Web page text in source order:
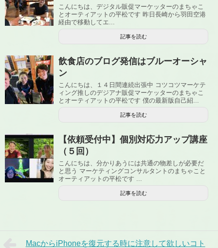
こんにちは、デジタル販促マーケッターのまちゃこ
とオーティアットの平松です 昨日長崎から羽田空港
経由で移動してエ...
記事を読む
飲食店のブログ発信はブルーオーシャ
ン
こんにちは、１４日間連続出張中 コツコツマーケテ
ィング推しのデジアナ販促マーケッターのまちゃこ
とオーティアットの平松です 僕の最新版自己紹...
記事を読む
【依頼受付中】個別対応力アップ講座
（５回）
こんにちは、分かりあうには共通の物差しが必要だ
と思う マーケティングコンサルタントのまちゃこと
オーティアットの平松です ...
記事を読む
MacからiPhoneを復元する時に注意して欲しいコト